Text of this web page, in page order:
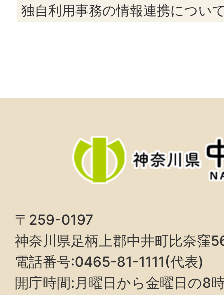
独自利用事務の情報連携につい
〒259-0197
神奈川県足柄上郡中井町比奈窪
電話番号:0465-81-1111(代表)
開庁時間:月曜日から金曜日の8